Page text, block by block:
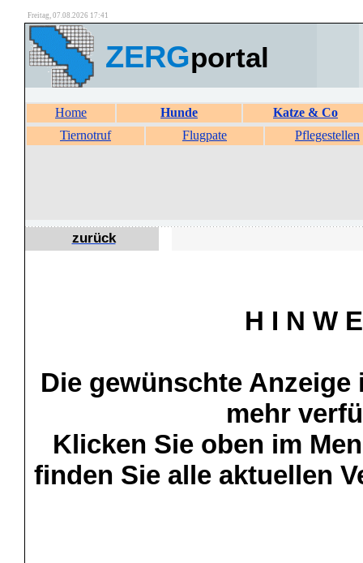
Freitag, 07.08.2026 17:41
ZERGportal
Home Hunde
Katze & Co
Tiernotruf
Flugpate Pflegestellen
zurück
H I N W
Die gewünschte
mehr
Klicken Sie oben im
finden Sie alle aktuellen